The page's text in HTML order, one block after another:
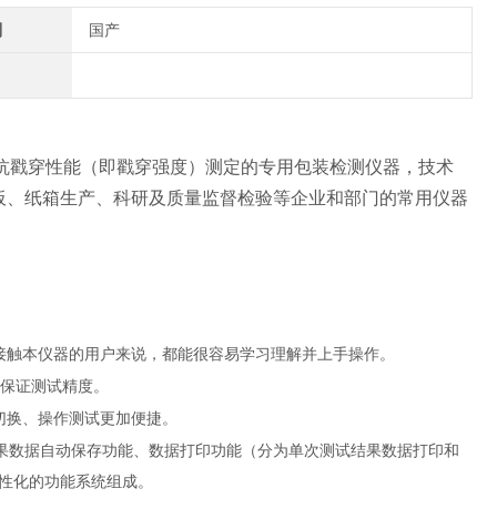
国产
戳穿性能（即戳穿强度）测定的专用包装检测仪器，技术
纸箱生产、科研及质量监督检验等企业和部门的常用仪器
本仪器的用户来说，都能很容易学习理解并上手操作。
证测试精度。
、操作测试更加便捷。
数据自动保存功能、数据打印功能（分为单次测试结果数据打印和
化的功能系统组成。